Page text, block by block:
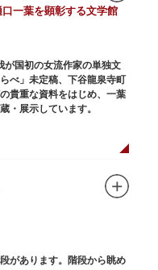
一葉を顕彰する文学館
が国初の女流作家の単独文
べ」未定稿、下谷龍泉寺町
貴重な資料をはじめ、一葉
・展示しています。
があります。階段から眺め